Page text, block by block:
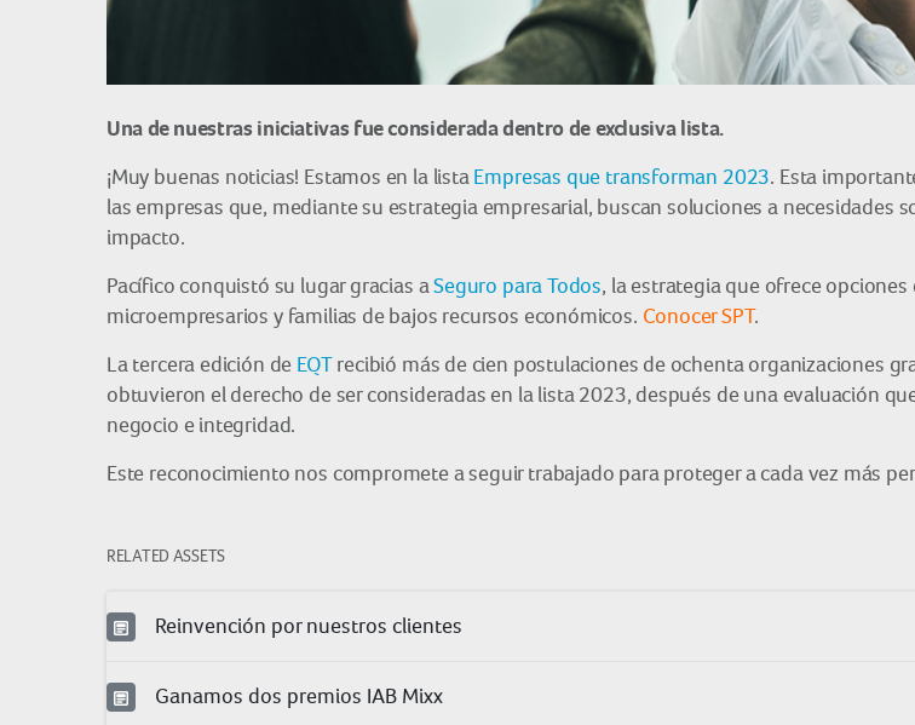
Una de nuestras iniciativas fue considerada dentro de exclusiva lista.
¡Muy buenas noticias! Estamos en la lista Empresas que transforman 2023. Esta
las empresas que, mediante su estrategia empresarial, buscan soluciones a necesidades
impacto.
Pacífico conquistó su lugar gracias aSeguro para Todos, la estrategia que ofrece
microempresarios y familias de bajos recursos económicos. Conocer SPT.
La tercera edición de EQTrecibió más de cien postulaciones de ochenta organizaciones
obtuvieron el derecho de ser consideradas en la lista 2023, después de una evaluación
negocio e integridad.
Este reconocimiento nos compromete a seguir trabajado para proteger a cada vez más
RELATED ASSETS
Reinvención por nuestros clientes
Ganamos dos premios IAB Mixx